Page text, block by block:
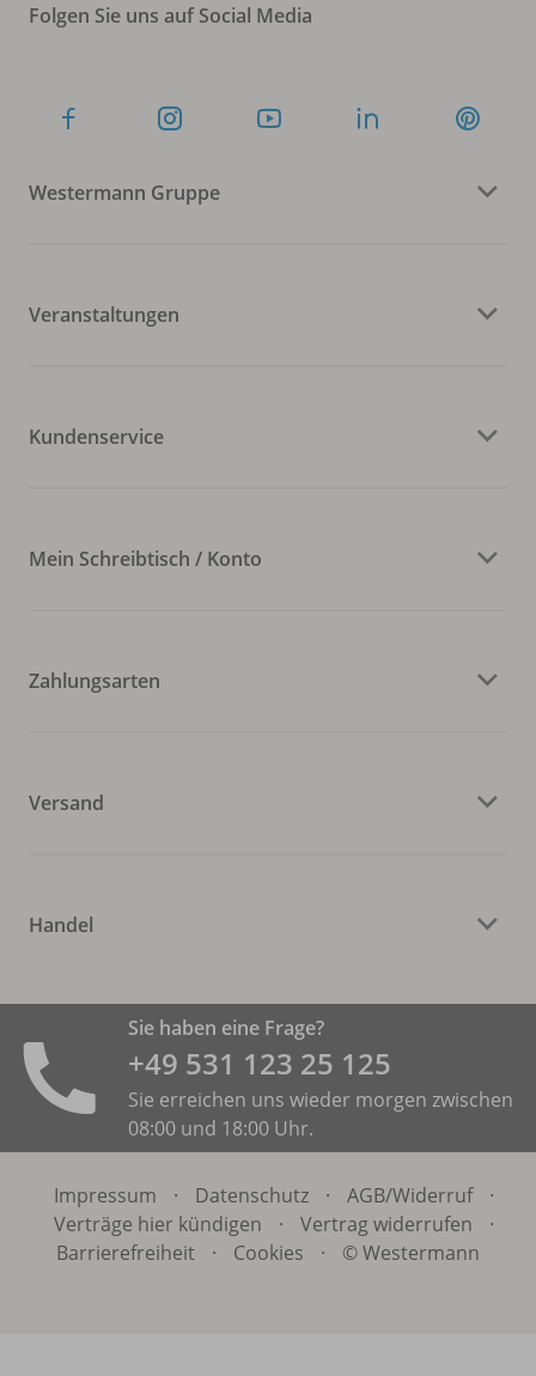
Folgen Sie uns auf Social Media
Westermann Gruppe
Veranstaltungen
Kundenservice
Mein Schreibtisch / Konto
Zahlungsarten
Versand
Handel
Sie haben eine Frage?
+49 531 ­123 25 125
Sie erreichen uns wieder morgen zwischen
08:00 und 18:00 Uhr.
Impressum · Datenschutz · AGB/Widerruf
·
Verträge hier kündigen
· Vertrag widerrufen
·
Barrierefreiheit
· Cookies · © Westermann